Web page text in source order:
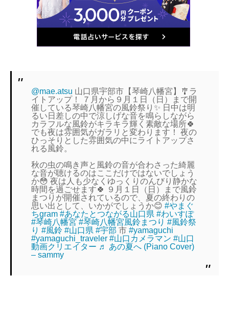
@mae.atsu 山口県宇部市【琴崎八幡宮】🎐ラ
イトアップ！ ７月から９月１日（日）まで開
催している琴崎八幡宮の風鈴祭り✨ 日中は明
るい日差しの中で涼しげな音を鳴らしながら
カラフルな風鈴がキラキラ輝く素敵な場所🍀
でも夜は雰囲気がガラリと変わります！ 夜の
ひっそりとした雰囲気の中にライトアップさ
れる風鈴。
秋の虫の鳴き声と風鈴の音が合わさった綺麗
な音が聴けるのはここだけではないでしょう
か😳 夜は人も少なくゆっくりのんびり静かな
時間を過ごせます🍀 ９月１日（日）まで風鈴
まつりが開催されているので、夏の終わりの
思い出として、いかがでしょうか😊#やまぐ
ちgram #あなたとつながる山口県 #わいすぽ
#琴崎八幡宮 #琴崎八幡宮風鈴まつり #風鈴祭
り #風鈴 #山口県 #宇部 市#yamaguchi
#yamaguchi_traveler #山口カメラマン #山口
動画クリエイター ♬ あの夏へ (Piano Cover)
– sammy